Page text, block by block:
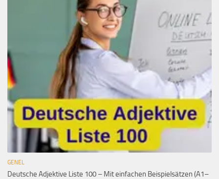
GENEL
Deutsche Adjektive Liste 100 – Mit einfachen Beispielsätzen (A1–